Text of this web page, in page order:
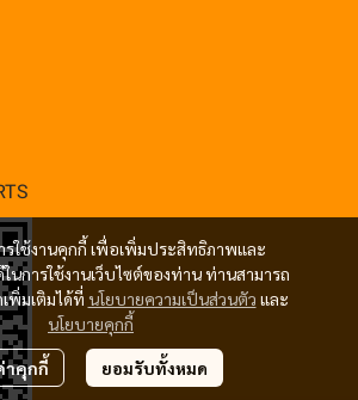
รใช้งานคุกกี้ เพื่อเพิ่มประสิทธิภาพและ
การใช้งานเว็บไซต์ของท่าน ท่านสามารถ
พิ่มเติมได้ที่ นโยบายความเป็นส่วนตัว และ
นโยบายคุกกี้
าคุกกี้ ยอมรับทั้งหมด